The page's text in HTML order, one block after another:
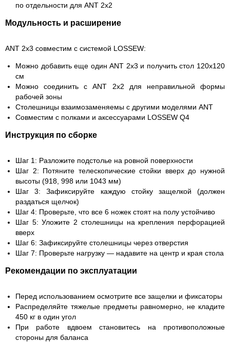
по отдельности для ANT 2x2
Модульность и расширение
ANT 2x3 совместим с системой LOSSEW:
Можно добавить еще один ANT 2x3 и получить стол 120x120
см
Можно соединить с ANT 2x2 для неправильной формы
рабочей зоны
Столешницы взаимозаменяемы с другими моделями ANT
Совместим с полками и аксессуарами LOSSEW Q4
Инструкция по сборке
Шаг 1: Разложите подстолье на ровной поверхности
Шаг 2: Потяните телескопические стойки вверх до нужной
высоты (918, 998 или 1043 мм)
Шаг 3: Зафиксируйте каждую стойку защелкой (должен
раздаться щелчок)
Шаг 4: Проверьте, что все 6 ножек стоят на полу устойчиво
Шаг 5: Уложите 2 столешницы на крепления перфорацией
вверх
Шаг 6: Зафиксируйте столешницы через отверстия
Шаг 7: Проверьте нагрузку — надавите на центр и края стола
Рекомендации по эксплуатации
Перед использованием осмотрите все защелки и фиксаторы
Распределяйте тяжелые предметы равномерно, не кладите
450 кг в один угол
При работе вдвоем становитесь на противоположные
стороны для баланса